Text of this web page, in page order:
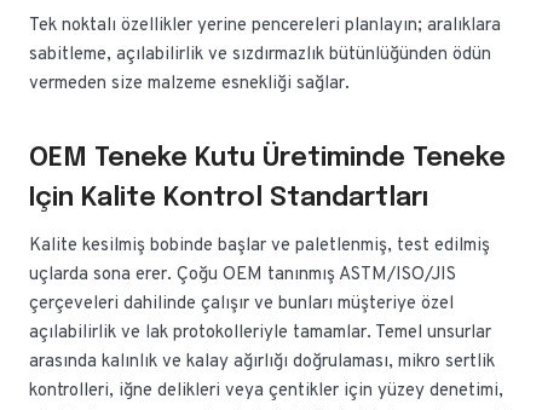
Tek noktalı özellikler yerine pencereleri planlayın; aralıklara
sabitleme, açılabilirlik ve sızdırmazlık bütünlüğünden ödün
vermeden size malzeme esnekliği sağlar.
OEM Teneke Kutu Üretiminde Teneke
Için Kalite Kontrol Standartları
Kalite kesilmiş bobinde başlar ve paletlenmiş, test edilmiş
uçlarda sona erer. Çoğu OEM tanınmış ASTM/ISO/JIS
çerçeveleri dahilinde çalışır ve bunları müşteriye özel
açılabilirlik ve lak protokolleriyle tamamlar. Temel unsurlar
arasında kalınlık ve kalay ağırlığı doğrulaması, mikro sertlik
kontrolleri, iğne delikleri veya çentikler için yüzey denetimi,